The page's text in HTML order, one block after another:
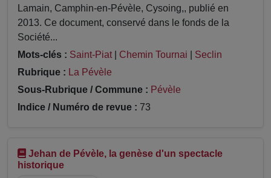
Lamain, Camphin-en-Pévèle, Cysoing,, publié en
2013. Ce document, conservé dans le fonds de la
Société...
Mots-clés : Saint-Piat Chemin Tournai
Seclin
Rubrique : La Pévèle
Sous-Rubrique / Commune : Pévèle
Indice / Numéro de revue : 73
Jehan de Pévèle, la genèse d'un spectacle
historique